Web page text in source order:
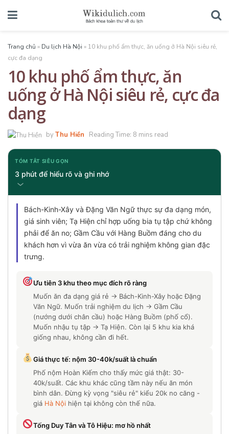
Trang chủ » Du lịch Hà Nội » 10 khu phố ẩm thực, ăn uống ở Hà Nội siêu rẻ,
cực đa dạng
10 khu phố ẩm thực, ăn
uống ở Hà Nội siêu rẻ, cực đa
dạng
byThu Hiền Reading Time: 8 mins read
TÓM TẮT SIÊU GỌN
3 phút để hiểu rõ và ghi nhớ
Bách-Kinh-Xây và Đặng Văn Ngữ thực sự đa dạng món,
giá sinh viên; Tạ Hiện chỉ hợp uống bia tụ tập chứ không
phải để ăn no; Gầm Cầu với Hàng Buồm đáng cho du
khách hơn vì vừa ăn vừa có trải nghiệm không gian đặc
trưng.
Ưu tiên 3 khu theo mục đích rõ ràng
Muốn ăn đa dạng giá rẻ → Bách-Kinh-Xây hoặc Đặng
Văn Ngữ. Muốn trải nghiệm du lịch → Gầm Cầu
(nướng dưới chân cầu) hoặc Hàng Buồm (phố cổ).
Muốn nhậu tụ tập → Tạ Hiện. Còn lại 5 khu kia khá
giống nhau, không cần đi hết.
Giá thực tế: nộm 30-40k/suất là chuẩn
Phố nộm Hoàn Kiếm cho thấy mức giá thật: 30-
40k/suất. Các khu khác cũng tầm này nếu ăn món
bình dân. Đừng kỳ vọng "siêu rẻ" kiểu 20k no căng -
giá Hà Nộihiện tại không còn thế nữa.
Tống Duy Tân và Tô Hiệu: mơ hồ nhất